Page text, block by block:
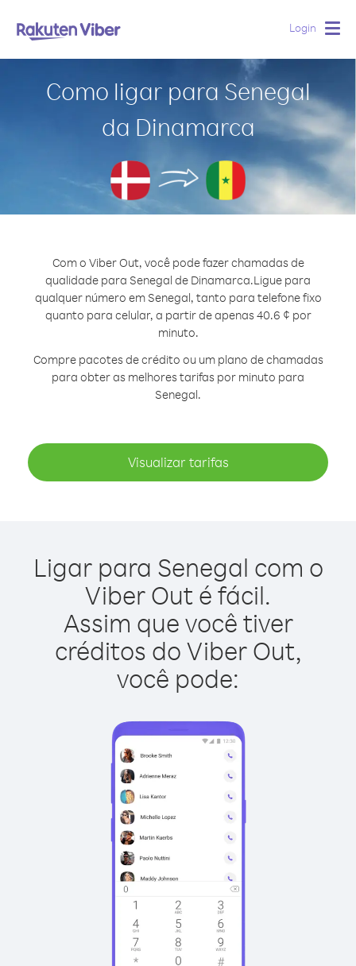
Login
Como ligar para Senegal
da Dinamarca
Com o Viber Out, você pode fazer chamadas de
qualidade para Senegal de Dinamarca.Ligue para
qualquer número em Senegal, tanto para telefone fixo
quanto para celular, a partir de apenas 40.6 ¢ por
minuto.
Compre pacotes de crédito ou um plano de chamadas
para obter as melhores tarifas por minuto para
Senegal.
Visualizar tarifas
Ligar para Senegal com o
Viber Out é fácil.
Assim que você tiver
créditos do Viber Out,
você pode: